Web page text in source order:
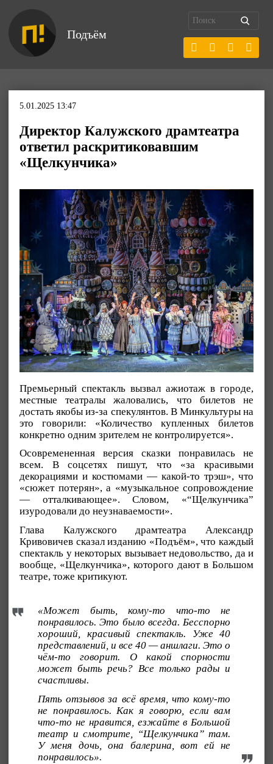
Подъём
5.01.2025 13:47
Директор Калужского драмтеатра
ответил раскритиковавшим
«Щелкунчика»
Премьерный спектакль вызвал ажиотаж в городе,
местные театралы жаловались, что билетов не
достать якобы из-за спекулянтов. В Минкультуры на
это говорили: «Количество купленных билетов
конкретно одним зрителем не контролируется».
Осовремененная версия сказки понравилась не
всем. В соцсетях пишут, что «за красивыми
декорациями и костюмами — какой-то трэш», что
«сюжет потерян», а «музыкальное сопровождение
— отталкивающее». Словом, «“Щелкунчика”
изуродовали до неузнаваемости».
Глава Калужского драмтеатра Александр
Кривовичев сказал изданию «Подъём», что каждый
спектакль у некоторых вызывает недовольство, да и
вообще, «Щелкунчика», которого дают в Большом
театре, тоже критикуют.
«Может быть, кому-то что-то не
понравилось. Это было всегда. Бесспорно
хороший, красивый спектакль. Уже 40
представлений, и все 40 — аншлаги. Это о
чём-то говорит. О какой спорности
может быть речь? Все только рады и
счастливы.
Пять отзывов за всё время, что кому-то
не понравилось. Как я говорю, если вам
что-то не нравится, езжайте в Большой
театр и смотрите, “Щелкунчика” там.
У меня дочь, она балерина, вот ей не
понравилось».